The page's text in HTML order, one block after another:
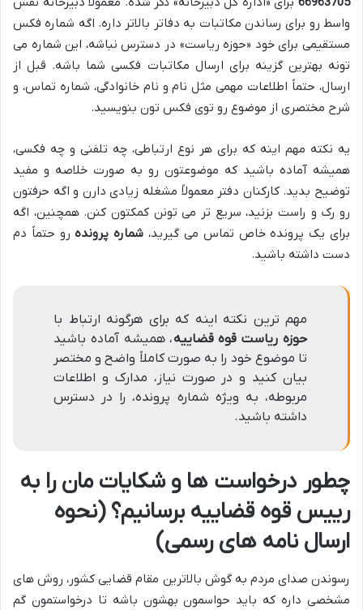
واسط رو برای رساندن مکاتبات به دفاتر بالاتر داره. اگه شماره فکس
مستقیمی برای خود «حوزه ریاست» در دسترس نباشه، این شماره می
تونه بهترین گزینه برای ارسال مکاتبات فکسی شما باشه. قبل از
ارسال، حتماً اطلاعات مهمی مثل نام و نام خانوادگی، شماره تماس، و
شرح مختصری از موضوع رو توی فکس تون بنویسید.
یه نکته مهم اینه که برای هر نوع ارتباطی، چه تلفنی و چه فکسی،
همیشه آماده باشید که موضوعتون رو به صورت خلاصه و مفید
توضیح بدید. کارکنان دفتر معمولاً مشغله زیادی دارن و اگه حرفتون
رو رک و راست بزنید، سریع تر می تونن کمکتون کنن. همچنین، اگه
برای یک پرونده خاص تماس می گیرید، شماره پروندهرو حتماً دم
دست داشته باشید.
مهم ترین نکته اینه که برای هرگونه ارتباط با
حوزه ریاست قوه قضاییه، همیشه آماده باشید
تا موضوع خود را به صورت کاملاً واضح و مختصر
بیان کنید و در صورت نیاز، مدارک و اطلاعات
مربوطه، به ویژه شماره پرونده، را در دسترس
داشته باشید.
چطور درخواست ها و شکایات مان را به
رییس قوه قضاییه برسانیم؟ (نحوه
ارسال نامه های رسمی)
رسوندن صدای مردم به گوش بالاترین مقام قضایی کشور، روش های
مشخصی داره که باید حواسمون بهشون باشه تا درخواستمون گم